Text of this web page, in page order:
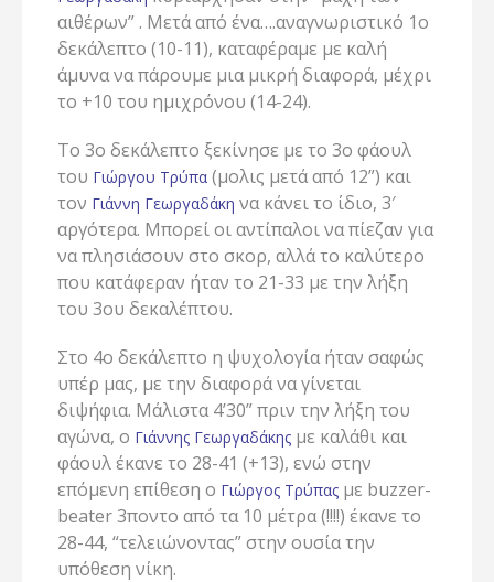
αιθέρων” . Μετά από ένα….αναγνωριστικό 1ο
δεκάλεπτο (10-11), καταφέραμε με καλή
άμυνα να πάρουμε μια μικρή διαφορά, μέχρι
το +10 του ημιχρόνου (14-24).
Το 3ο δεκάλεπτο ξεκίνησε με το 3ο φάουλ
του Γιώργου Τρύπα(μολις μετά από 12”) και
τον Γιάννη Γεωργαδάκη να κάνει το ίδιο, 3′
αργότερα. Μπορεί οι αντίπαλοι να πίεζαν για
να πλησιάσουν στο σκορ, αλλά το καλύτερο
που κατάφεραν ήταν το 21-33 με την λήξη
του 3ου δεκαλέπτου.
Στο 4ο δεκάλεπτο η ψυχολογία ήταν σαφώς
υπέρ μας, με την διαφορά να γίνεται
διψήφια. Μάλιστα 4’30” πριν την λήξη του
αγώνα, ο Γιάννης Γεωργαδάκηςμε καλάθι και
φάουλ έκανε το 28-41 (+13), ενώ στην
επόμενη επίθεση ο Γιώργος Τρύπαςμε buzzer-
beater 3ποντο από τα 10 μέτρα (!!!!) έκανε το
28-44, “τελειώνοντας” στην ουσία την
υπόθεση νίκη.